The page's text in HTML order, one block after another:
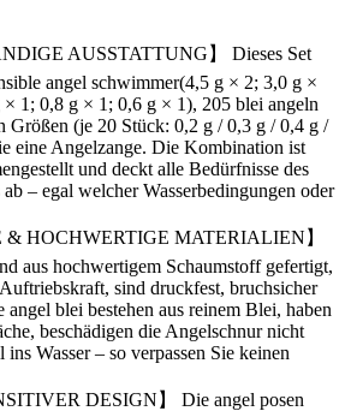
AUSSTATTUNG】 Dieses Set
angel schwimmer(4,5 g × 2; 3,0 g ×
1; 0,8 g × 1; 0,6 g × 1), 205 blei angeln
Größen (je 20 Stück: 0,2 g / 0,3 g / 0,4 g /
eine Angelzange. Die Kombination ist
und deckt alle Bedürfnisse des
– egal welcher Wasserbedingungen oder
HOCHWERTIGE MATERIALIEN】
aus hochwertigem Schaumstoff gefertigt,
sind druckfest, bruchsicher
blei bestehen aus reinem Blei, haben
beschädigen die Angelschnur nicht
Wasser – so verpassen Sie keinen
DESIGN】 Die angel posen